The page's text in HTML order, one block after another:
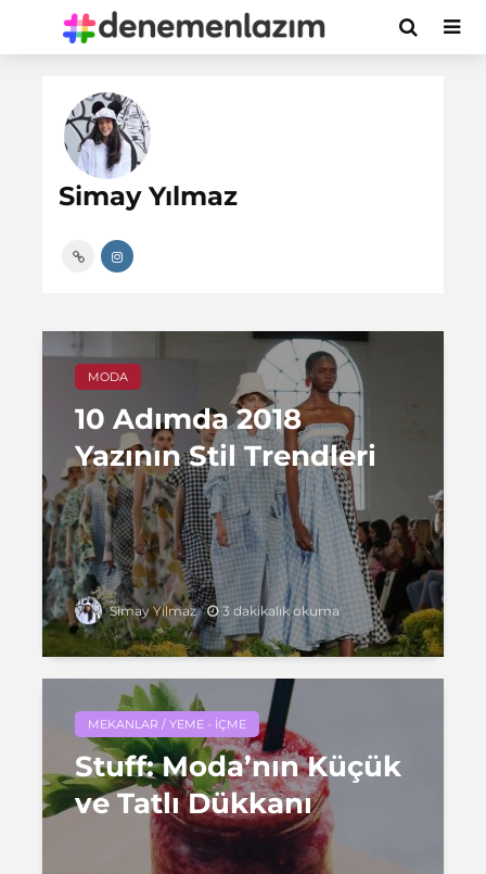
Simay Yılmaz
MODA
10 Adımda 2018
Yazının Stil Trendleri
Simay Yılmaz 3 dakikalık okuma
MEKANLAR / YEME - İÇME
Stuff: Moda’nın Küçük
ve Tatlı Dükkanı